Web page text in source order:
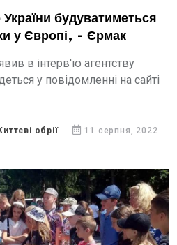
будуватиметься
у Європі, - Єрмак
в інтерв'ю агентству
у повідомленні на сайті
обрії 11 серпня, 2022